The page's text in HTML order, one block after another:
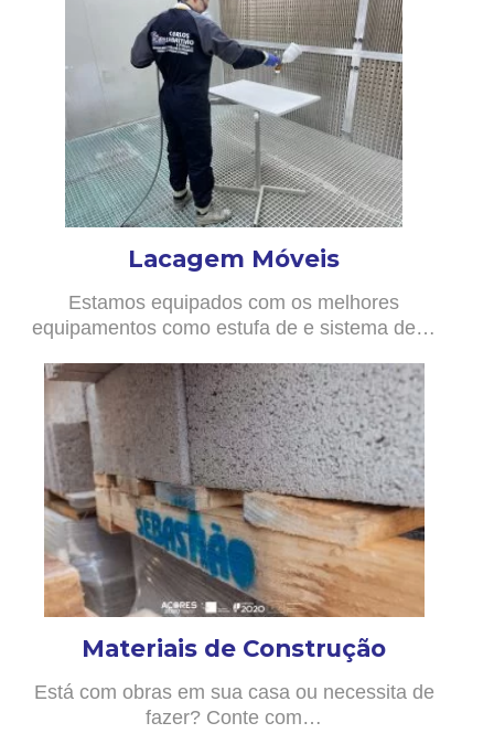
Lacagem Móveis
Estamos equipados com os melhores
equipamentos como estufa de e sistema de…
Materiais de Construção
Está com obras em sua casa ou necessita de
fazer? Conte com…